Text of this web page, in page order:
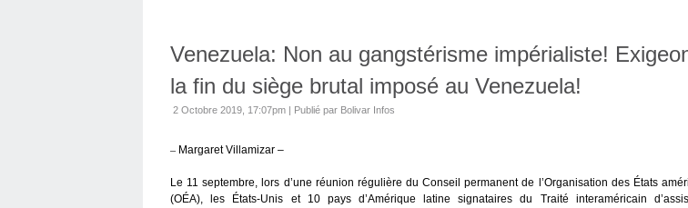
Venezuela: Non au gangstérisme impérialiste!
la fin du siège brutal imposé au Venezuela!
2 Octobre 2019, 17:07pm | Publié par Bolivar Infos
– Margaret Villamizar –
Le 11 septembre, lors d’une réunion régulière du Conseil permanent de l’Organisation des États
(OÉA), les États-Unis et 10 pays d’Amérique latine signataires du Traité interaméricain